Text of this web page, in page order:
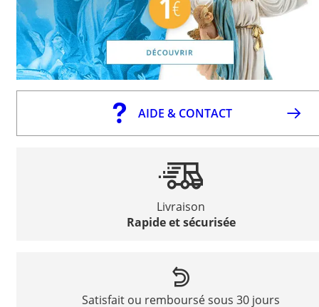
AIDE & CONTACT
Livraison
Rapide et sécurisée
Satisfait ou remboursé sous 30 jours